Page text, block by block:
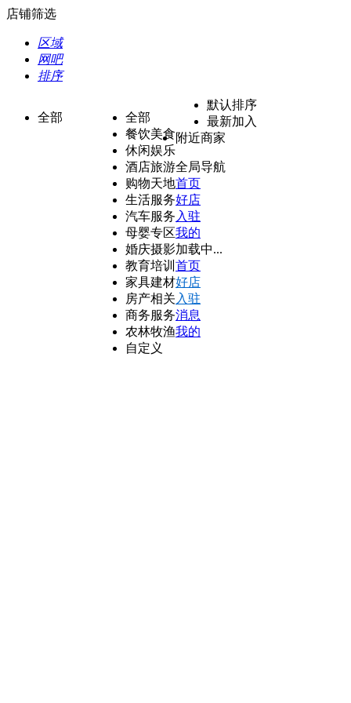
店铺筛选
区域
网吧
排序
全部
全部
餐饮美食
休闲娱乐
酒店旅游
购物天地
生活服务
汽车服务
母婴专区
婚庆摄影
教育培训
家具建材
房产相关
商务服务
农林牧渔
自定义
默认排序
最新加入
附近商家
全局导航
首页
好店
入驻
我的
加载中...
首页
好店
入驻
消息
我的